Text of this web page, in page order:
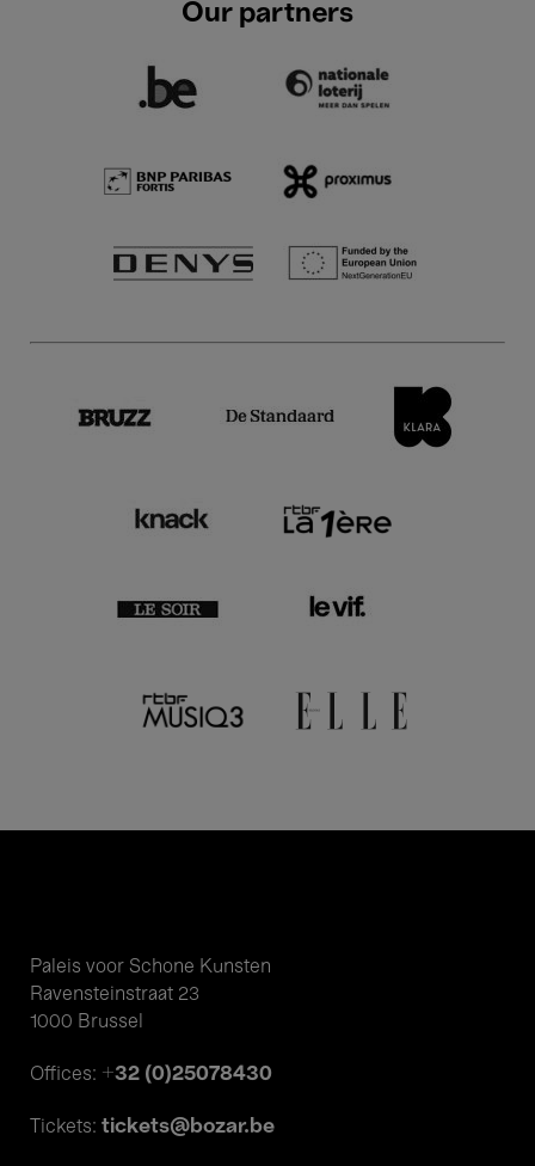
Our partners
Paleis voor Schone Kunsten
Ravensteinstraat 23
1000 Brussel
Offices: +32 (0)25078430
Tickets: tickets@bozar.be